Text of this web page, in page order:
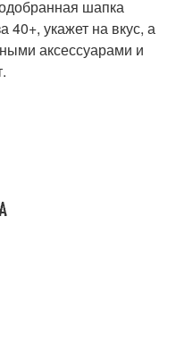
шапка
40+, укажет на вкус, а
аксессуарами и